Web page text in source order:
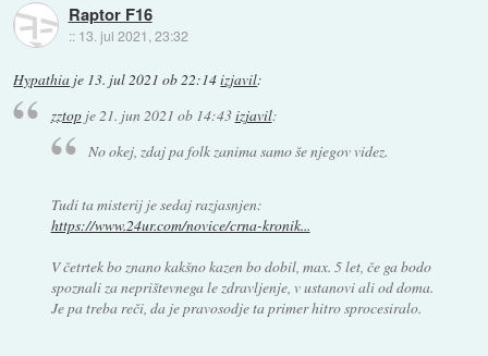
Raptor F16
:: 13. jul 2021, 23:32
Hypathia je 13. jul 2021 ob 22:14izjavil:
zztopje21. jun 2021 ob 14:43izjavil:
No okej, zdaj pa folk zanima samo še njegov videz.
Tudi ta misterij je sedaj razjasnjen:
https://www.24ur.com/novice/crna-kronik...
V četrtek bo znano kakšno kazen bo dobil, max. 5 let, če ga bodo
spoznali za neprištevnega le zdravljenje, v ustanovi ali od doma.
Je pa treba reči, da je pravosodje ta primer hitro sprocesiralo.